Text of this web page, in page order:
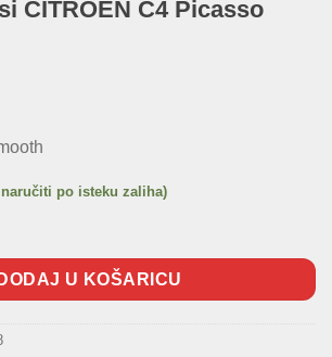
CITROEN C4 Picasso
po isteku zaliha)
C4 Picasso 2013- količina
DODAJ U KOŠARICU